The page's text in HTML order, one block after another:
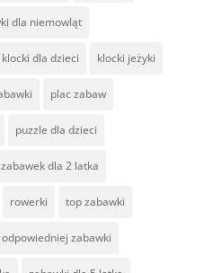
dla niemowląt
klocki dla dzieci klocki jeżyki
plac zabaw
puzzle dla dzieci
dla 2 latka
rowerki top zabawki
zabawki